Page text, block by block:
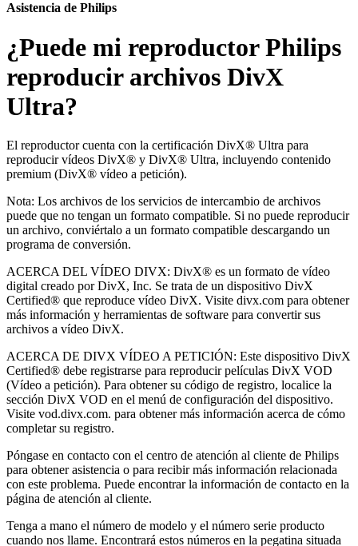
Asistencia de Philips
¿Puede mi reproductor Philips
reproducir archivos DivX
Ultra?
El reproductor cuenta con la certificación DivX® Ultra para
reproducir vídeos DivX® y DivX® Ultra, incluyendo contenido
premium (DivX® vídeo a petición).
Nota: Los archivos de los servicios de intercambio de archivos
puede que no tengan un formato compatible. Si no puede reproducir
un archivo, conviértalo a un formato compatible descargando un
programa de conversión.
ACERCA DEL VÍDEO DIVX: DivX® es un formato de vídeo
digital creado por DivX, Inc. Se trata de un dispositivo DivX
Certified® que reproduce vídeo DivX. Visite divx.com para obtener
más información y herramientas de software para convertir sus
archivos a vídeo DivX.
ACERCA DE DIVX VÍDEO A PETICIÓN: Este dispositivo DivX
Certified® debe registrarse para reproducir películas DivX VOD
(Vídeo a petición). Para obtener su código de registro, localice la
sección DivX VOD en el menú de configuración del dispositivo.
Visite vod.divx.com. para obtener más información acerca de cómo
completar su registro.
Póngase en contacto con el centro de atención al cliente de Philips
para obtener asistencia o para recibir más información relacionada
con este problema. Puede encontrar la información de contacto en la
página de atención al cliente.
Tenga a mano el número de modelo y el número serie producto
cuando nos llame. Encontrará estos números en la pegatina situada